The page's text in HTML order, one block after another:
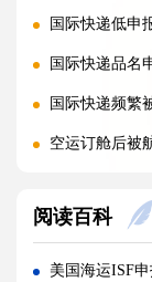
国际快递低申报
国际快递品名申
国际快递频繁被扣
空运订舱后被航
加急国际空运
FBA 空运出现丢
阅读百科
美国海运ISF申